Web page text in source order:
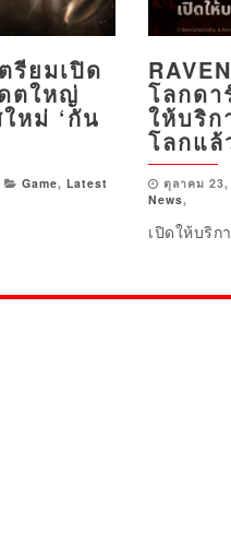
รียมเปิด
ตใหญ่
หม่ ‘กัน
Game, Latest
โลกด
ให้บริก
โลกแ
ตุลาคม 23,
News,
เปิดให้บริก